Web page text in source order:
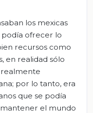
los mexicas
podía ofrecer lo
recursos como
en realidad sólo
realmente
por lo tanto, era
que se podía
mantener el mundo